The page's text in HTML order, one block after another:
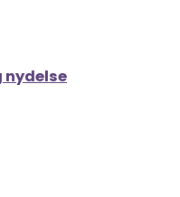
nydelse